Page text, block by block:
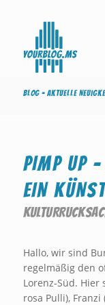
Blog - Aktuelle
PIMP UP
EIN
Hallo, wir sind
regelmäßig den
Lorenz-Süd.
rosa Pulli),